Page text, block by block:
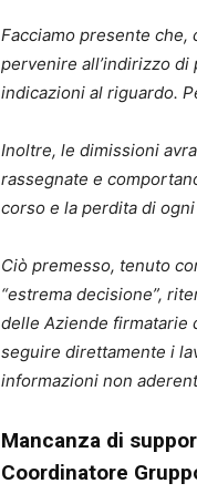
Facciamo presente che,
pervenire all’indirizzo di
indicazioni al riguardo.
Inoltre, le dimissioni
rassegnate e
corso e la perdita di
Ciò premesso, tenuto
“estrema decisione”,
delle Aziende firmatarie
seguire direttamente i
informazioni non
Mancanza di
Coordinatore